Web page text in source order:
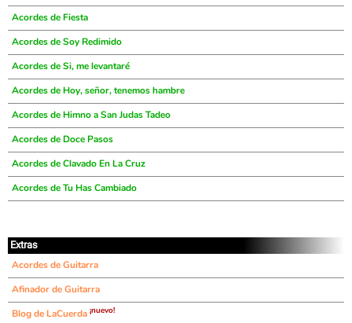
Acordes de Fiesta
Acordes de Soy Redimido
Acordes de Si, me levantaré
Acordes de Hoy, señor, tenemos hambre
Acordes de Himno a San Judas Tadeo
Acordes de Doce Pasos
Acordes de Clavado En La Cruz
Acordes de Tu Has Cambiado
Extras
Acordes de Guitarra
Afinador de Guitarra
Blog de LaCuerda ¡nuevo!